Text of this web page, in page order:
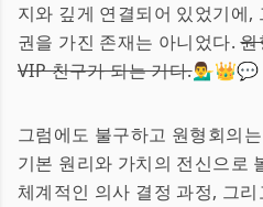
지와 깊게 연결되어 있었기에,
권을 가진 존재는 아니었다.원
VIP 친구가 되는 거다.💁‍♂️👑💬
그럼에도 불구하고 원형회의
기본 원리와 가치의 전신으로
체계적인 의사 결정 과정, 그